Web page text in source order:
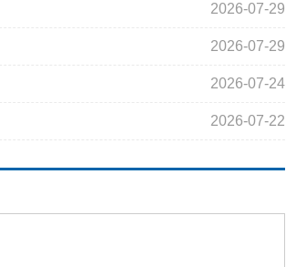
2026-07-29
2026-07-29
2026-07-24
2026-07-22